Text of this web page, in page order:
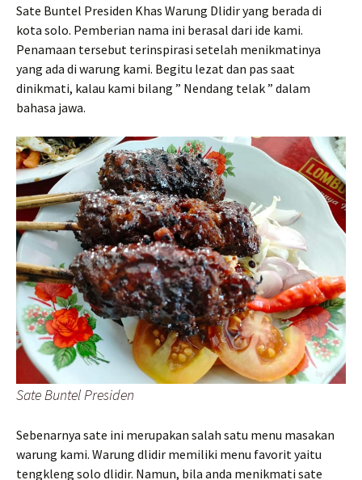
Sate Buntel Presiden Khas Warung Dlidir yang berada di
kota solo. Pemberian nama ini berasal dari ide kami.
Penamaan tersebut terinspirasi setelah menikmatinya
yang ada di warung kami. Begitu lezat dan pas saat
dinikmati, kalau kami bilang ” Nendang telak ” dalam
bahasa jawa.
Sate Buntel Presiden
Sebenarnya sate ini merupakan salah satu menu masakan
warung kami. Warung dlidir memiliki menu favorit yaitu
tengkleng solo dlidir. Namun, bila anda menikmati sate